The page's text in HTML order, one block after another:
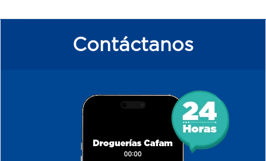
Contáctanos